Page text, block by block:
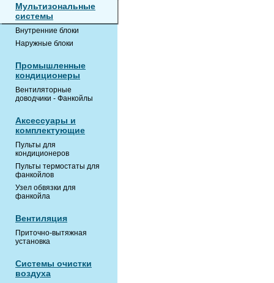
Мультизональные
системы
Внутренние блоки
Наружные блоки
Промышленные
кондиционеры
Вентиляторные
доводчики - Фанкойлы
Аксессуары и
комплектующие
Пульты для
кондиционеров
Пульты термостаты для
фанкойлов
Узел обвязки для
фанкойла
Вентиляция
Приточно-вытяжная
установка
Системы очистки
воздуха